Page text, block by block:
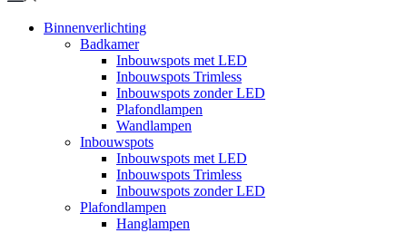
Binnenverlichting
Badkamer
Inbouwspots met LED
Inbouwspots Trimless
Inbouwspots zonder LED
Plafondlampen
Wandlampen
Inbouwspots
Inbouwspots met LED
Inbouwspots Trimless
Inbouwspots zonder LED
Plafondlampen
Hanglampen